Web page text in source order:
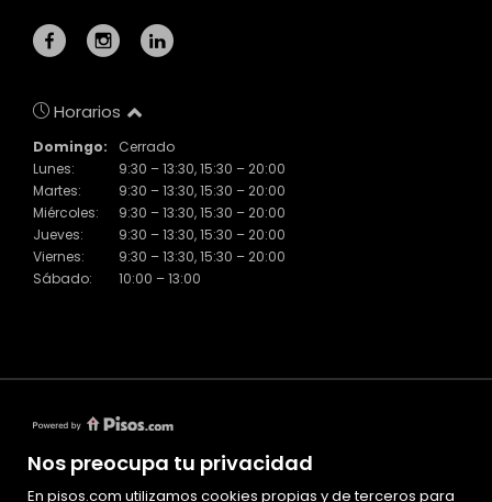
Nos preocupa tu privacidad
En pisos.com utilizamos cookies propias y de terceros para
Horarios
Domingo:
Cerrado
Lunes:
9:30 – 13:30, 15:30 – 20:00
Martes:
9:30 – 13:30, 15:30 – 20:00
Miércoles:
9:30 – 13:30, 15:30 – 20:00
Jueves:
9:30 – 13:30, 15:30 – 20:00
Viernes:
9:30 – 13:30, 15:30 – 20:00
Sábado:
10:00 – 13:00